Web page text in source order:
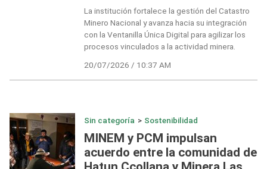
La institución fortalece la gestión del Catastro
Minero Nacional y avanza hacia su integración
con la Ventanilla Única Digital para agilizar los
procesos vinculados a la actividad minera.
20/07/2026 / 10:37 AM
Sin categoría > Sostenibilidad
MINEM y PCM impulsan
acuerdo entre la comunidad de